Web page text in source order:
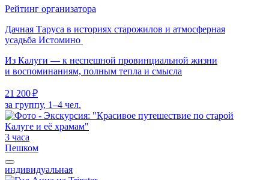
Рейтинг организатора
Дачная Таруса в историях старожилов и атмосферная
усадьба Истомино
Из Калуги — к неспешной провинциальной жизни
и воспоминаниям, полным тепла и смысла
21 200 ₽
за группу, 1–4 чел.
3 часа
Пешком
индивидуальная